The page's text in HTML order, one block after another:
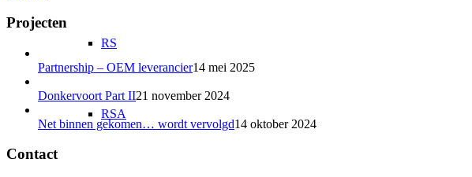
RS
RSA
Projecten
Partnership – OEM leverancier14 mei 2025
Donkervoort Part II21 november 2024
Net binnen gekomen… wordt vervolgd14 oktober 2024
Contact